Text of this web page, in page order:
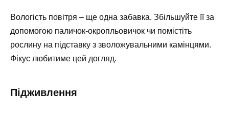
Вологість повітря – ще одна забавка. Збільшуйте її за
допомогою паличок-окропльовичок чи помістіть
рослину на підставку з зволожувальними камінцями.
Фікус любитиме цей догляд.
Підживлення